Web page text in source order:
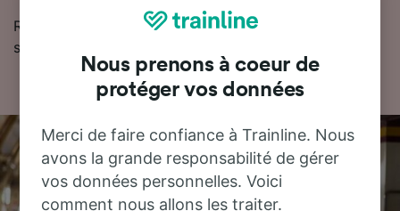
Retrouvez les horaires et les billets de train pas chers
sur notre planificateur de voyage.
Nous prenons à coeur de
protéger vos données
Merci de faire confiance à Trainline. Nous
avons la grande responsabilité de gérer
vos données personnelles. Voici
comment nous allons les traiter.